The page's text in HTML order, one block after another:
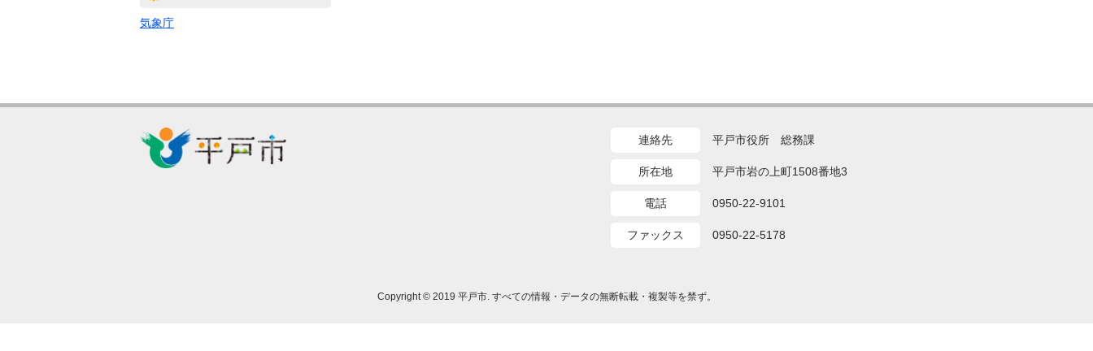
気象庁
連絡先 平戸市役所 総務課
所在地 平戸市岩の上町1508番地3
電話 0950-22-9101
ファックス 0950-22-5178
Copyright © 2019 平戸市. すべての情報・データの無断転載・複製等を禁ず。